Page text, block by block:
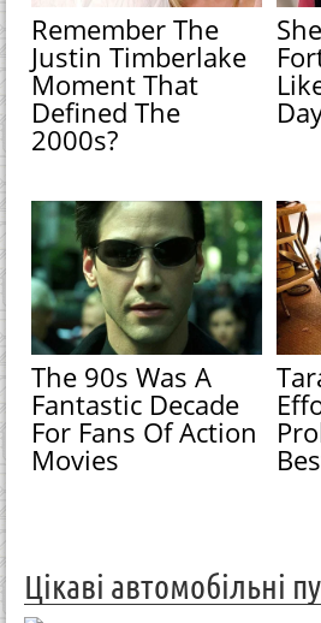
Remember The
Justin Timberlake
Moment That
Defined The
2000s?
The 90s Was A
Fantastic Decade
For Fans Of Action
Movies
Цікаві автомобільні